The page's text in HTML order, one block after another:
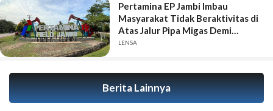
Pertamina EP Jambi Imbau
Masyarakat Tidak Beraktivitas di
Atas Jalur Pipa Migas Demi
Keselamatan Bersama
LENSA
Berita Lainnya